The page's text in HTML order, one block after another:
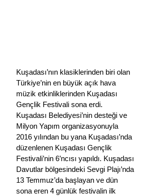
Kuşadası’nın klasiklerinden biri olan
Türkiye’nin en büyük açık hava
müzik etkinliklerinden Kuşadası
Gençlik Festivali sona erdi.
Kuşadası Belediyesi’nin desteği ve
Milyon Yapım organizasyonuyla
2016 yılından bu yana Kuşadası’nda
düzenlenen Kuşadası Gençlik
Festivali’nin 6’ncısı yapıldı. Kuşadası
Davutlar bölgesindeki Sevgi Plajı’nda
13 Temmuz’da başlayan ve dün
sona eren 4 günlük festivalin ilk